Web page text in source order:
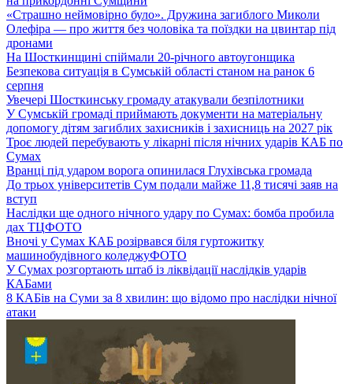
«Страшно неймовірно було». Дружина загиблого Миколи
Олефіра — про життя без чоловіка та поїздки на цвинтар під
дронами
На Шосткинщині спіймали 20-річного автоугонщика
Безпекова ситуація в Сумській області станом на ранок 6
серпня
Увечері Шосткинську громаду атакували безпілотники
У Сумській громаді приймають документи на матеріальну
допомогу дітям загиблих захисників і захисниць на 2027 рік
Троє людей перебувають у лікарні після нічних ударів КАБ по
Сумах
Вранці під ударом ворога опинилася Глухівська громада
До трьох університетів Сум подали майже 11,8 тисячі заяв на
вступ
Наслідки ще одного нічного удару по Сумах: бомба пробила
дах ТЦФОТО
Вночі у Сумах КАБ розірвався біля гуртожитку
машинобудівного коледжуФОТО
У Сумах розгортають штаб із ліквідації наслідків ударів
КАБами
8 КАБів на Суми за 8 хвилин: що відомо про наслідки нічної
атаки